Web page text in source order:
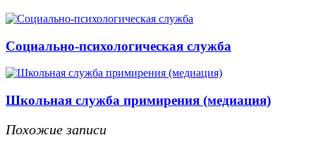
Социально-психологическая служба
Школьная служба примирения (медиация)
Похожие записи